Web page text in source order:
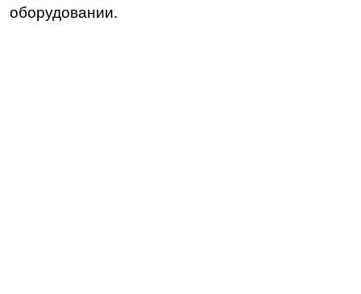
оборудовании.